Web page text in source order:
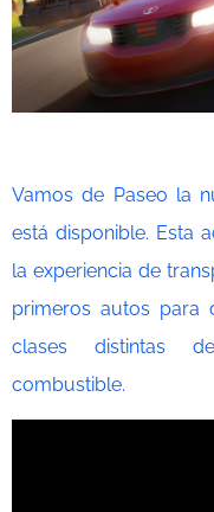
Vamos de Paseo la
está disponible. Esta
la experiencia de
primeros autos para
clases distintas
combustible.